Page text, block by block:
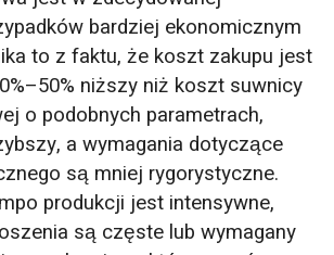
TCO decyduje, co
czy belka skrzynkowa: co
oznacza dla decyzji
gdy popełnisz błąd: 5 błędów
bardziej ekonomicznym
to z faktu, że koszt zakupu jest
niższy niż koszt suwnicy
o podobnych parametrach,
a wymagania dotyczące
są mniej rygorystyczne.
produkcji jest intensywne,
są częste lub wymagany